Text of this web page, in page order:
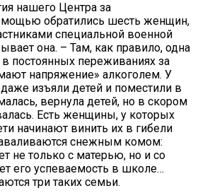
нашего Центра за
обратились шесть женщин,
специальной военной
она. – Там, как правило, одна
постоянных переживаниях за
напряжение» алкоголем. У
изъяли детей и поместили в
вернула детей, но в скором
Есть женщины, у которых
начинают винить их в гибели
снежным комом:
не только с матерью, но и со
его успеваемость в школе…
три таких семьи.